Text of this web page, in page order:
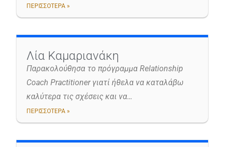
ΠΕΡΙΣΣΟΤΕΡΑ »
Λία Καμαριανάκη
Παρακολούθησα το πρόγραμμα Relationship
Coach Practitioner γιατί ήθελα να καταλάβω
καλύτερα τις σχέσεις και να…
ΠΕΡΙΣΣΟΤΕΡΑ »